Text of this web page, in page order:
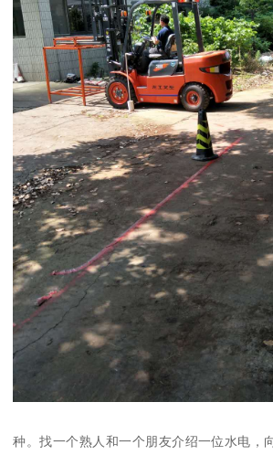
种。找一个熟人和一个朋友介绍一位水电，